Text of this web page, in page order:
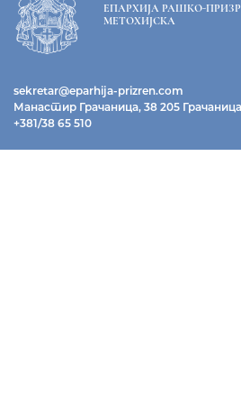
ЕПАРХИЈА РАШКО-
МЕТОХИЈСКА
sekretar@eparhija-prizren.com
Манастир Грачаница, 38 205 Грачаница
+381/38 65 510